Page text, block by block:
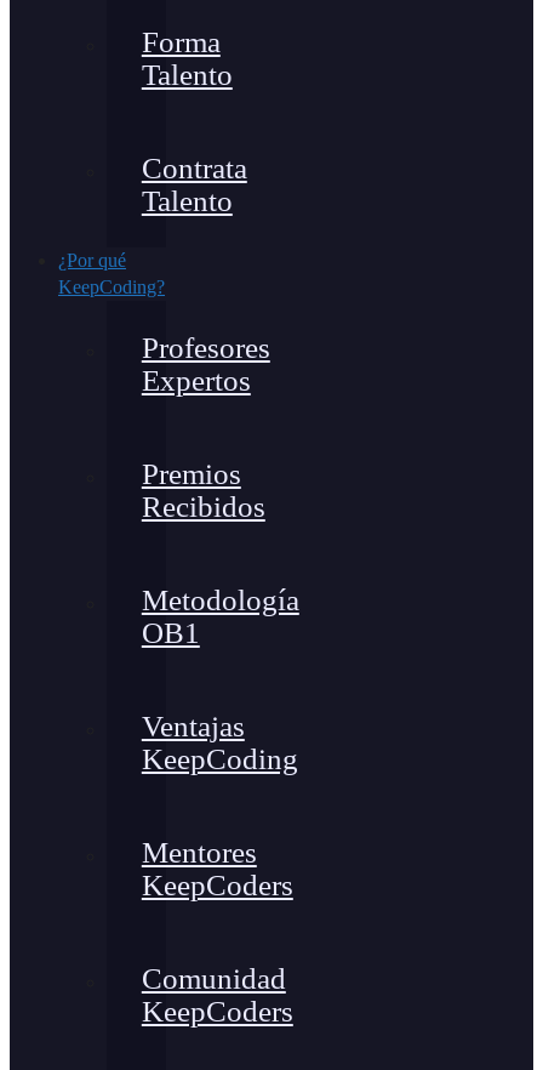
Forma
Talento
Contrata
Talento
¿Por qué
KeepCoding?
Profesores
Expertos
Premios
Recibidos
Metodología
OB1
Ventajas
KeepCoding
Mentores
KeepCoders
Comunidad
KeepCoders